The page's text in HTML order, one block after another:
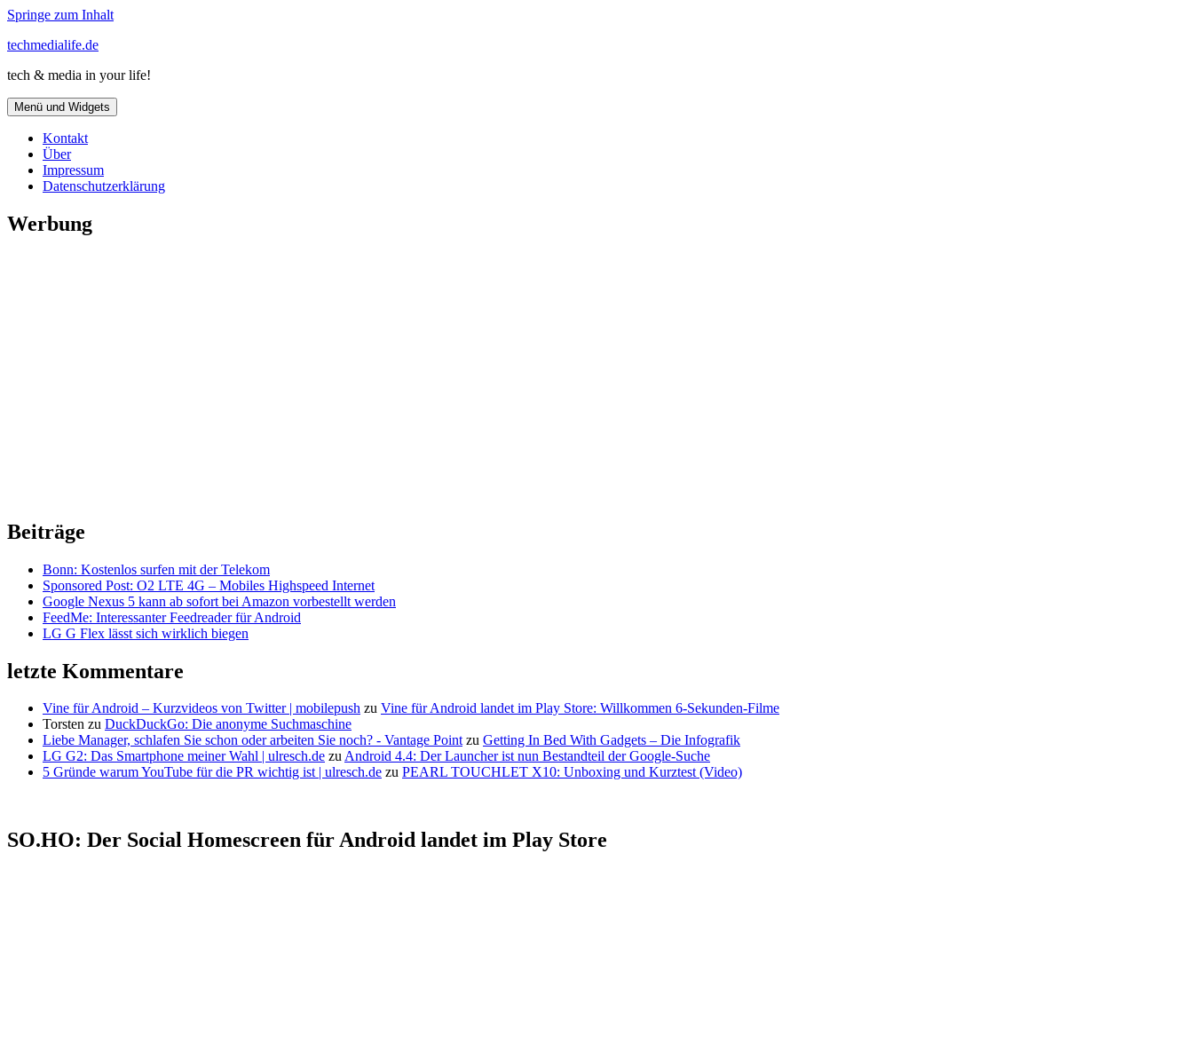
Springe zum Inhalt
techmedialife.de
tech & media in your life!
Menü und Widgets
Kontakt
Über
Impressum
Datenschutzerklärung
Werbung
Beiträge
Bonn: Kostenlos surfen mit der Telekom
Sponsored Post: O2 LTE 4G – Mobiles Highspeed Internet
Google Nexus 5 kann ab sofort bei Amazon vorbestellt werden
FeedMe: Interessanter Feedreader für Android
LG G Flex lässt sich wirklich biegen
letzte Kommentare
Vine für Android – Kurzvideos von Twitter | mobilepush zu Vine für Android landet im Play Store: Willkommen 6-Sekunden-Filme
Torsten zu DuckDuckGo: Die anonyme Suchmaschine
Liebe Manager, schlafen Sie schon oder arbeiten Sie noch? - Vantage Pointzu Getting In Bed With Gadgets – Die Infografik
LG G2: Das Smartphone meiner Wahl | ulresch.de zuAndroid 4.4: Der Launcher ist nun Bestandteil der Google-Suche
5 Gründe warum YouTube für die PR wichtig ist | ulresch.de zu PEARL TOUCHLET X10: Unboxing und Kurztest (Video)
SO.HO: Der Social Homescreen für Android landet im Play Store